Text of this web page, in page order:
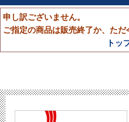
申し訳ございません。
ご指定の商品は販売終了か、ただ
トッ